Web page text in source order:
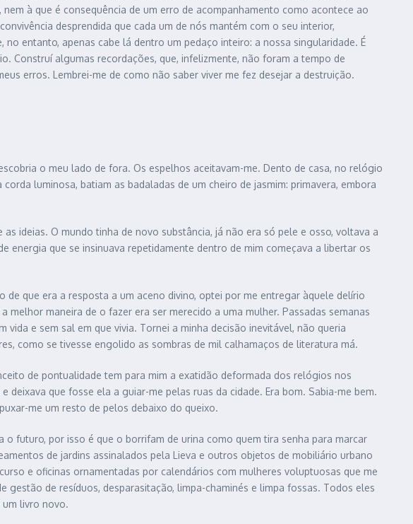
à que é consequência de um erro de acompanhamento como acontece ao
desprendida que cada um de nós mantém com o seu interior,
entanto, apenas cabe lá dentro um pedaço inteiro: a nossa singularidade. É
Construí algumas recordações, que, infelizmente, não foram a tempo de
erros. Lembrei-me de como não saber viver me fez desejar a destruição.
o meu lado de fora. Os espelhos aceitavam-me. Dento de casa, no relógio
luminosa, batiam as badaladas de um cheiro de jasmim: primavera, embora
ideias. O mundo tinha de novo substância, já não era só pele e osso, voltava a
que se insinuava repetidamente dentro de mim começava a libertar os
que era a resposta a um aceno divino, optei por me entregar àquele delírio
maneira de o fazer era ser merecido a uma mulher. Passadas semanas
e sem sal em que vivia. Tornei a minha decisão inevitável, não queria
como se tivesse engolido as sombras de mil calhamaços de literatura má.
de pontualidade tem para mim a exatidão deformada dos relógios nos
que fosse ela a guiar-me pelas ruas da cidade. Era bom. Sabia-me bem.
me um resto de pelos debaixo do queixo.
futuro, por isso é que o borrifam de urina como quem tira senha para marcar
de jardins assinalados pela Lieva e outros objetos de mobiliário urbano
e oficinas ornamentadas por calendários com mulheres voluptuosas que me
de resíduos, desparasitação, limpa-chaminés e limpa fossas. Todos eles
um livro novo.